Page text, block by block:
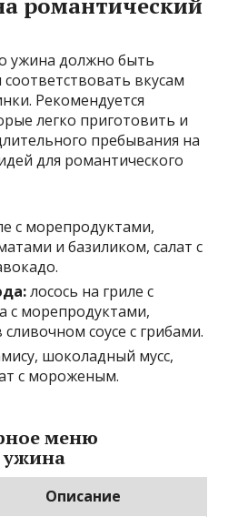
ужина должно быть
вкусам
Рекомендуется
легко приготовить и
пребывания на
для романтического
с морепродуктами,
и базиликом, салат с
лосось на гриле с
с морепродуктами,
соусе с грибами.
шоколадный мусс,
с мороженым.
меню
ужина
Описание